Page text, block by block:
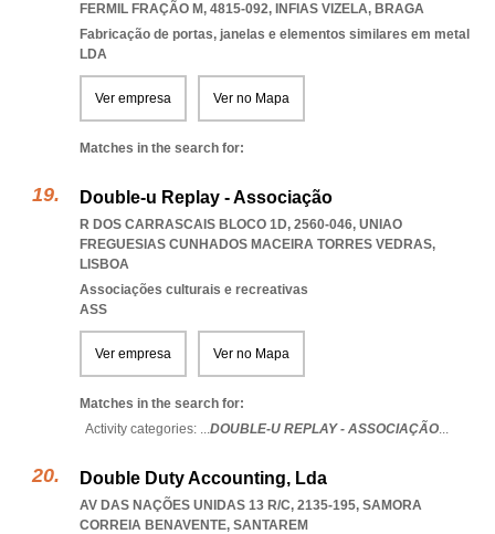
FERMIL FRAÇÃO M, 4815-092, INFIAS VIZELA, BRAGA
Fabricação de portas, janelas e elementos similares em metal
LDA
Ver empresa Ver no Mapa
Matches in the search for:
Double-u Replay - Associação
R DOS CARRASCAIS BLOCO 1D, 2560-046, UNIAO
FREGUESIAS CUNHADOS MACEIRA TORRES VEDRAS,
LISBOA
Associações culturais e recreativas
ASS
Ver empresa Ver no Mapa
Matches in the search for:
Activity categories: ...DOUBLE-U REPLAY - ASSOCIAÇÃO...
Double Duty Accounting, Lda
AV DAS NAÇÕES UNIDAS 13 R/C, 2135-195, SAMORA
CORREIA BENAVENTE, SANTAREM